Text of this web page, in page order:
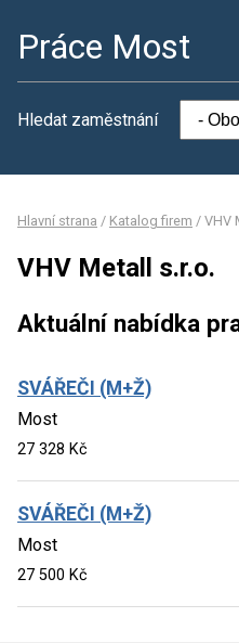
Práce Most
Hledat zaměstnání
Hlavní strana / Katalog firem / VHV
VHV Metall s.r.o.
Aktuální nabídka
SVÁŘEČI (M+Ž)
Most
27 328 Kč
SVÁŘEČI (M+Ž)
Most
27 500 Kč